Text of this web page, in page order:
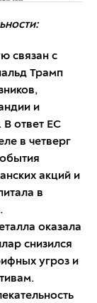
связан с
Трамп
и
ответ ЕС
в четверг
акций и
в
оказала
снизился
угроз и